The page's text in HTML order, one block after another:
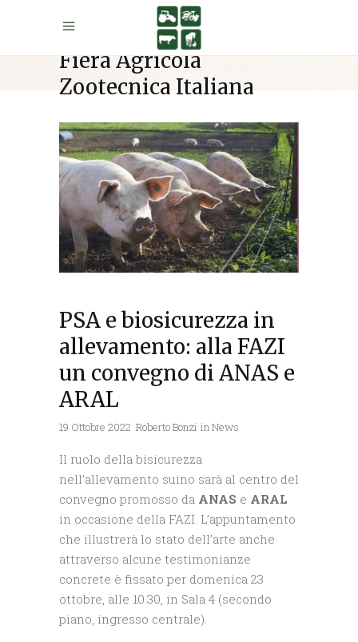
Fiera Agricola
Zootecnica Italiana
PSA e biosicurezza in
allevamento: alla FAZI
un convegno di ANAS e
ARAL
19 Ottobre 2022 Roberto Bonzi inNews
Il ruolo della bisicurezza
nell’allevamento suino sarà al centro del
convegno promosso da ANAS e ARAL
in occasione della FAZI. L’appuntamento
che illustrerà lo stato dell’arte anche
attraverso alcune testimonianze
concrete è fissato per domenica 23
ottobre, alle 10.30, in Sala 4 (secondo
piano, ingresso centrale).